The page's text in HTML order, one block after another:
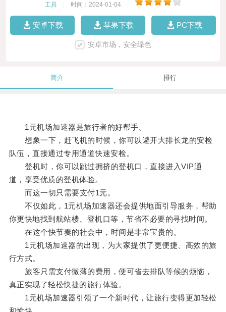
工具 时间：2024-01-04
安卓下载 苹果下载 PC下载
安卓市场，安全绿色
简介 排行
1元机场加速器是旅行者的好帮手。
想象一下，赶飞机的时候，你可以避开大排长龙的安检
队伍，直接通过专用通道快速安检。
登机时，你可以跳过拥挤的登机口，直接进入VIP通
道，享受优质的登机体验。
而这一切只需要支付1元。
不仅如此，1元机场加速器还会提供地面引导服务，帮助
你更快地找到航站楼、登机口等，节省不必要的寻找时间。
在这个快节奏的社会中，时间是非常宝贵的。
1元机场加速器的出现，为大家提供了更便捷、高效的旅
行方式。
旅客只需支付微薄的费用，便可省去排队等候的烦恼，
真正实现了轻松快捷的旅行体验。
1元机场加速器引领了一个新时代，让旅行变得更加轻松